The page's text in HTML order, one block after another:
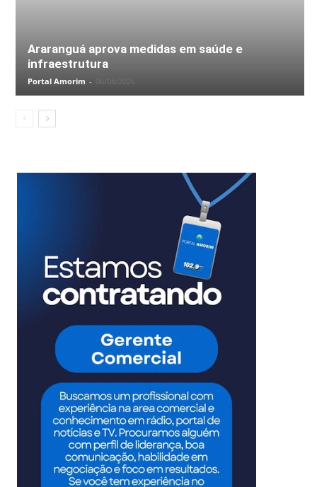
Araranguá aprova medidas em saúde e
infraestrutura
Portal Amorim - 06/08/2026